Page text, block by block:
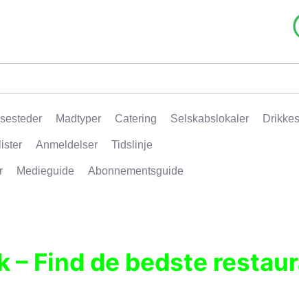
Madtyper Catering Selskabslokaler
Anmeldelser Tidslinje
Medieguide Abonnementsguide
– Find de bedste